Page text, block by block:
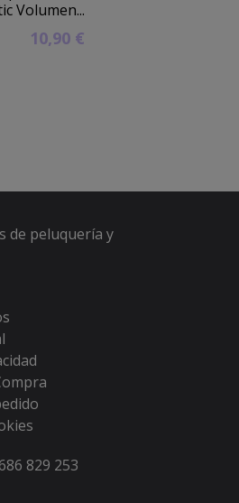
Volumen...
10,90 €
de peluquería y
829 253